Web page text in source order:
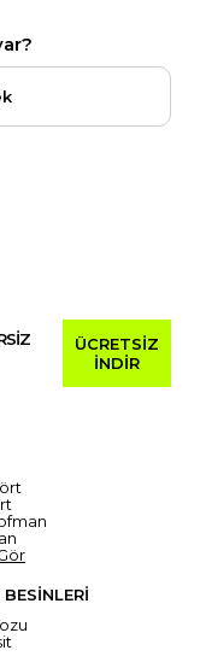
ÜCRETSİZ
İNDİR